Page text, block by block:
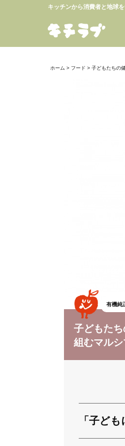
キッチンから消費者と地球
ホーム > フード > 子どもたちの
有機純
子どもた
組むマルシ
「子ど